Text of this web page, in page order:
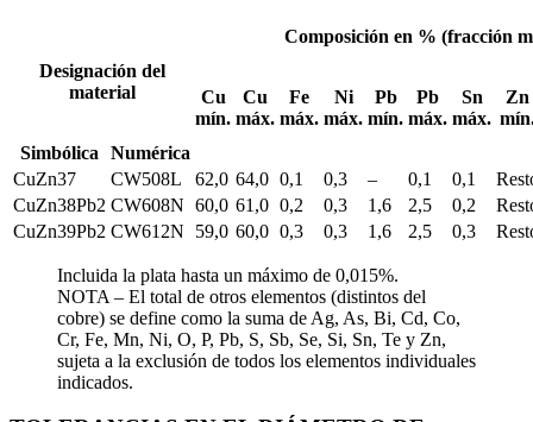
Designación del
material
Composición en % (fracción
Cu
mín.
Cu
máx.
Fe
máx.
Ni
máx.
Pb
mín.
Pb
máx.
Sn
máx.
Zn
Simbólica
Numérica
CuZn37
CW508L 62,0 64,0 0,1 0,3 – 0,1 0,1
CuZn38Pb2 CW608N 60,0 61,0 0,2 0,3 1,6 2,5 0,2
CuZn39Pb2 CW612N 59,0 60,0 0,3 0,3 1,6 2,5 0,3
Incluida la plata hasta un máximo de 0,015%.
NOTA – El total de otros elementos (distintos del
cobre) se define como la suma de Ag, As, Bi, Cd, Co,
Cr, Fe, Mn, Ni, O, P, Pb, S, Sb, Se, Si, Sn, Te y Zn,
sujeta a la exclusión de todos los elementos individuales
indicados.